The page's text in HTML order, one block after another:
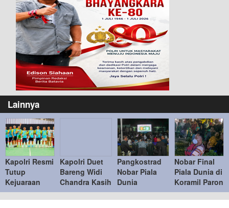
Lainnya
Kapolri Resmi
Tutup
Kejuaraan
Bulu Tangkis
Kapolri Cup
Kapolri Duet
Bareng Widi
Chandra Kasih
Lawan Bahlil-
Muhammad di
Pangkostrad
Nobar Piala
Dunia
Bersama
Warga, Pererat
Nobar Final
Piala Dunia di
Koramil Paron
Pererat